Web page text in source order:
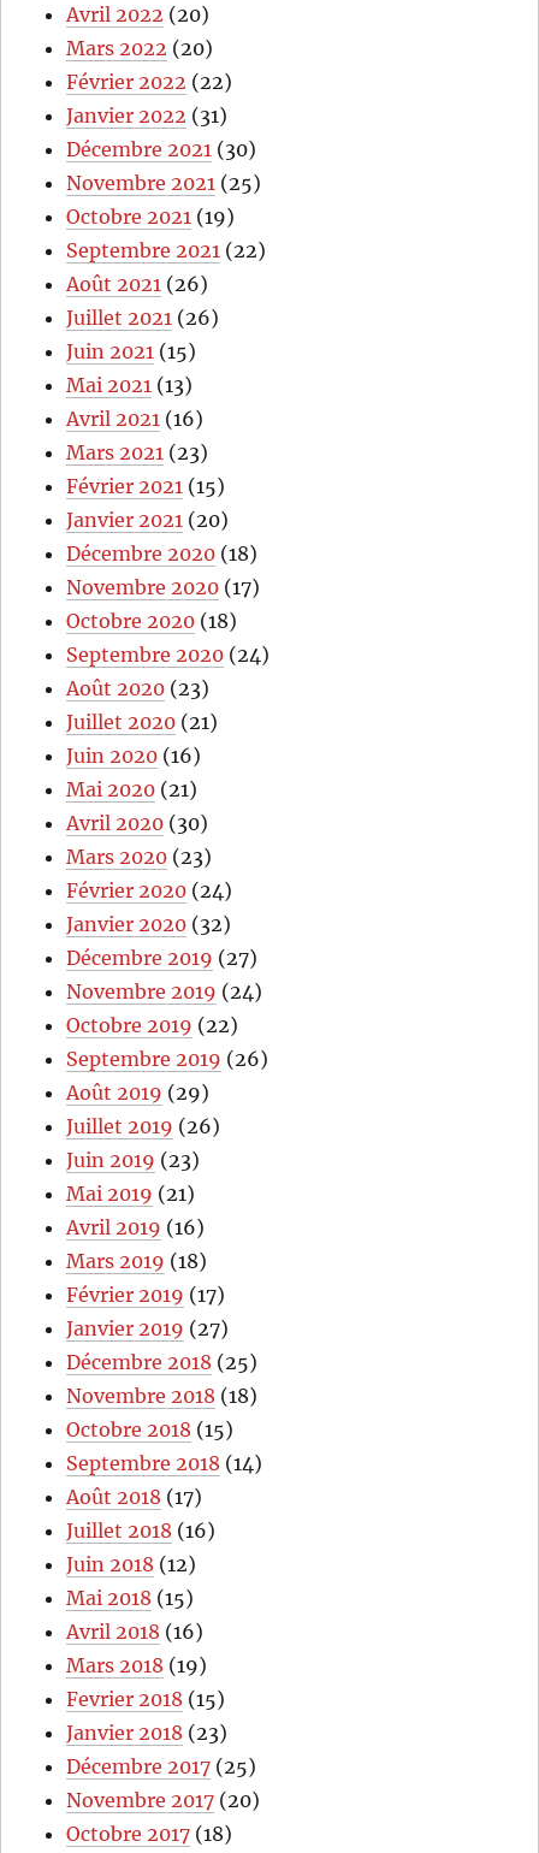
Avril 2022 (20)
Mars 2022 (20)
Février 2022 (22)
Janvier 2022 (31)
Décembre 2021 (30)
Novembre 2021 (25)
Octobre 2021 (19)
Septembre 2021 (22)
Août 2021 (26)
Juillet 2021 (26)
Juin 2021 (15)
Mai 2021 (13)
Avril 2021 (16)
Mars 2021 (23)
Février 2021 (15)
Janvier 2021 (20)
Décembre 2020 (18)
Novembre 2020 (17)
Octobre 2020 (18)
Septembre 2020 (24)
Août 2020 (23)
Juillet 2020 (21)
Juin 2020 (16)
Mai 2020 (21)
Avril 2020 (30)
Mars 2020 (23)
Février 2020 (24)
Janvier 2020 (32)
Décembre 2019 (27)
Novembre 2019 (24)
Octobre 2019 (22)
Septembre 2019 (26)
Août 2019 (29)
Juillet 2019 (26)
Juin 2019 (23)
Mai 2019 (21)
Avril 2019 (16)
Mars 2019 (18)
Février 2019 (17)
Janvier 2019 (27)
Décembre 2018 (25)
Novembre 2018 (18)
Octobre 2018 (15)
Septembre 2018 (14)
Août 2018 (17)
Juillet 2018 (16)
Juin 2018 (12)
Mai 2018 (15)
Avril 2018 (16)
Mars 2018 (19)
Fevrier 2018 (15)
Janvier 2018 (23)
Décembre 2017 (25)
Novembre 2017 (20)
Octobre 2017 (18)